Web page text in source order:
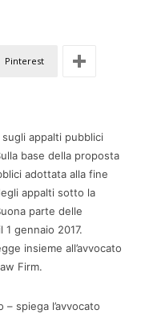
Pinterest
appalti pubblici
base della proposta
adottata alla fine
appalti sotto la
parte delle
gennaio 2017.
insieme all’avvocato
Firm.
spiega l’avvocato